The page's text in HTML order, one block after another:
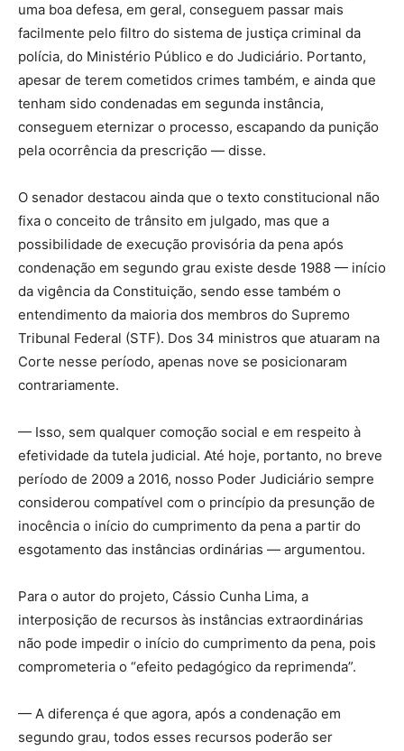
uma boa defesa, em geral, conseguem passar mais
facilmente pelo filtro do sistema de justiça criminal da
polícia, do Ministério Público e do Judiciário. Portanto,
apesar de terem cometidos crimes também, e ainda que
tenham sido condenadas em segunda instância,
conseguem eternizar o processo, escapando da punição
pela ocorrência da prescrição — disse.
O senador destacou ainda que o texto constitucional não
fixa o conceito de trânsito em julgado, mas que a
possibilidade de execução provisória da pena após
condenação em segundo grau existe desde 1988 — início
da vigência da Constituição, sendo esse também o
entendimento da maioria dos membros do Supremo
Tribunal Federal (STF). Dos 34 ministros que atuaram na
Corte nesse período, apenas nove se posicionaram
contrariamente.
— Isso, sem qualquer comoção social e em respeito à
efetividade da tutela judicial. Até hoje, portanto, no breve
período de 2009 a 2016, nosso Poder Judiciário sempre
considerou compatível com o princípio da presunção de
inocência o início do cumprimento da pena a partir do
esgotamento das instâncias ordinárias — argumentou.
Para o autor do projeto, Cássio Cunha Lima, a
interposição de recursos às instâncias extraordinárias
não pode impedir o início do cumprimento da pena, pois
comprometeria o “efeito pedagógico da reprimenda”.
— A diferença é que agora, após a condenação em
segundo grau, todos esses recursos poderão ser